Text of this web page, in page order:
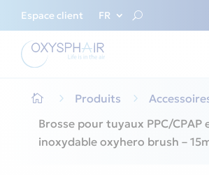
Espace client FR
 5 Produits 5
Brosse pour tuyaux PPC/CPAP
inoxydable oxyhero brush –